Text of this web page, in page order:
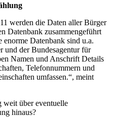
werden die Daten aller Bürger
Datenbank zusammengeführt
enorme Datenbank sind u.a.
und der Bundesagentur für
Namen und Anschrift Details
Telefonnummern und
umfassen.“, meint
weit über eventuelle
hinaus?